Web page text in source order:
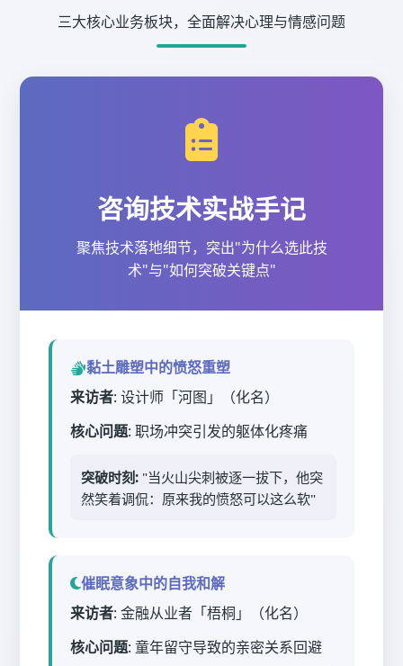
三大核心业务板块，全面解决心理与情感问题
咨询技术实战手记
聚焦技术落地细节，突出"为什么选此技
术"与"如何突破关键点"
黏土雕塑中的愤怒重塑
来访者: 设计师「河图」（化名）
核心问题: 职场冲突引发的躯体化疼痛
突破时刻: "当火山尖刺被逐一拔下，他突
然笑着调侃：原来我的愤怒可以这么软"
催眠意象中的自我和解
来访者: 金融从业者「梧桐」（化名）
核心问题: 童年留守导致的亲密关系回避